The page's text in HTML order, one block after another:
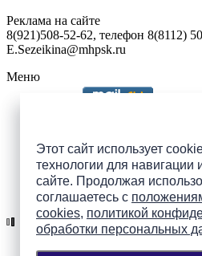
Этот сайт использует
технологии для навигации
сайте. Продолжая
соглашаетесь с
cookies, политикой
обработки персональных
Реклама на сайте
8(921)508-52-62, телефон 8(8112)
E.Sezeikina@mhpsk.ru
Меню
Подпишись на группы
ПАИ в соцсетях!